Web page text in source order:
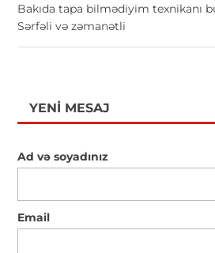
Bakıda tapa bilmədiyim texnikanı
Sərfəli və zəmanətli
YENI MESAJ
Ad və soyadınız
Email